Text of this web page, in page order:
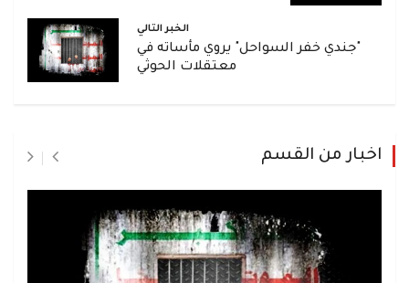
الخبر التالي
"جندي خفر السواحل" يروي مأساته في
معتقلات الحوثي
اخبار من القسم